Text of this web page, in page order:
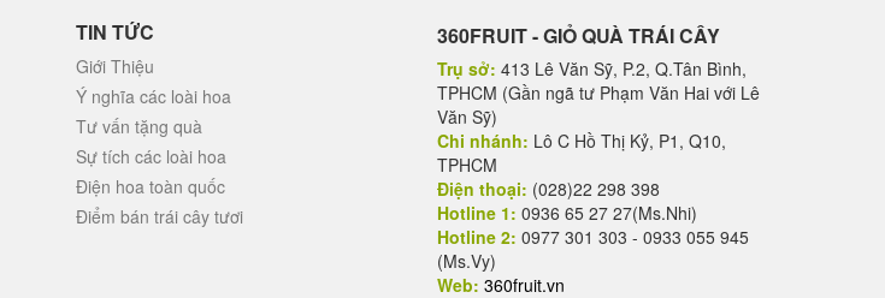
TIN TỨC
Giới Thiệu
Ý nghĩa các loài hoa
Tư vấn tặng quà
Sự tích các loài hoa
Điện hoa toàn quốc
Điểm bán trái cây tươi
360FRUIT - GIỎ QUÀ TRÁI CÂY
Trụ sở: 413 Lê Văn Sỹ, P.2, Q.Tân Bình,
TPHCM (Gần ngã tư Phạm Văn Hai với Lê
Văn Sỹ)
Chi nhánh: Lô C Hồ Thị Kỷ, P1, Q10,
TPHCM
Điện thoại: (028)22 298 398
Hotline 1: 0936 65 27 27(Ms.Nhi)
Hotline 2: 0977 301 303 - 0933 055 945
(Ms.Vy)
Web: 360fruit.vn